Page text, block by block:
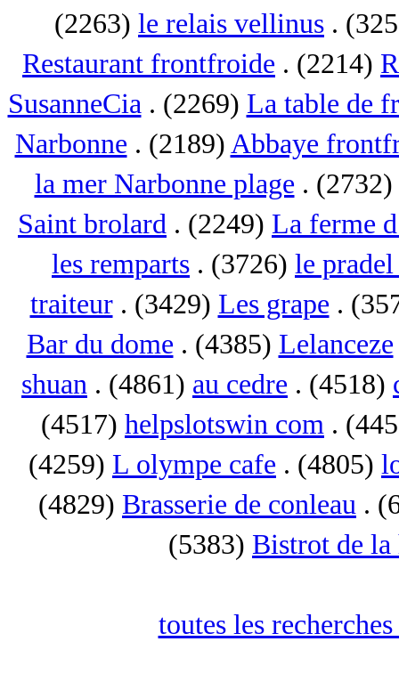
(2263) le relais vellinus .
Restaurant frontfroide . (2214)
SusanneCia. (2269) La table de
Narbonne . (2189) Abbaye
la mer Narbonne plage . (2732)
Saint brolard . (2249) La ferme
les remparts . (3726) le
traiteur. (3429) Les grape .
Bar du dome . (4385) Lelanceze
shuan . (4861) au cedre . (4518)
(4517) helpslotswin com .
(4259) L olympe cafe . (4805)
(4829) Brasserie de conleau .
(5383) Bistrot de la
toutes les